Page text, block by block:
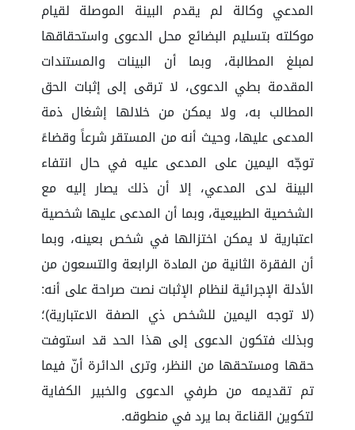
المدعي وكالة لم يقدم البينة الموصلة لقيام
موكلته بتسليم البضائع محل الدعوى واستحقاقها
لمبلغ المطالبة، وبما أن البينات والمستندات
المقدمة بطي الدعوى، لا ترقى إلى إثبات الحق
المطالب به، ولا يمكن من خلالها إشغال ذمة
المدعى عليها، وحيث أنه من المستقر شرعاً وقضاءً
توجّه اليمين على المدعى عليه في حال انتفاء
البينة لدى المدعي، إلا أن ذلك يصار إليه مع
الشخصية الطبيعية، وبما أن المدعى عليها شخصية
اعتبارية لا يمكن اختزالها في شخص بعينه، وبما
أن الفقرة الثانية من المادة الرابعة والتسعون من
الأدلة الإجرائية لنظام الإثبات نصت صراحة على أنه:
(لا توجه اليمين للشخص ذي الصفة الاعتبارية)؛
وبذلك فتكون الدعوى إلى هذا الحد قد استوفت
حقها ومستحقها من النظر، وترى الدائرة أنّ فيما
تم تقديمه من طرفي الدعوى والخبير الكفاية
لتكوين القناعة بما يرد في منطوقه.